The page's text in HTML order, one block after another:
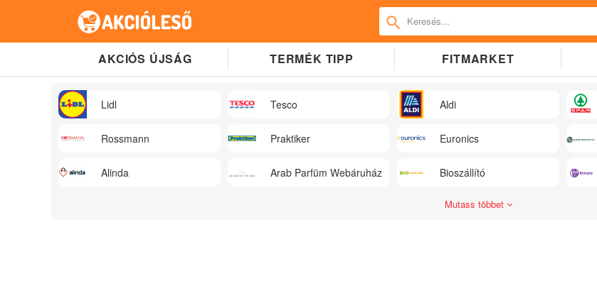
AKCIÓS ÚJSÁG TERMÉK TIPP FITMARKET
Lidl Tesco Aldi
Rossmann Praktiker Euronics
Alinda Arab Parfüm Webáruház Bioszállító
Mutass többet